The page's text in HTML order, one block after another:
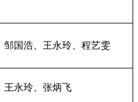
邹国浩 王永玲、 程艺雯
王永玲、张炳飞